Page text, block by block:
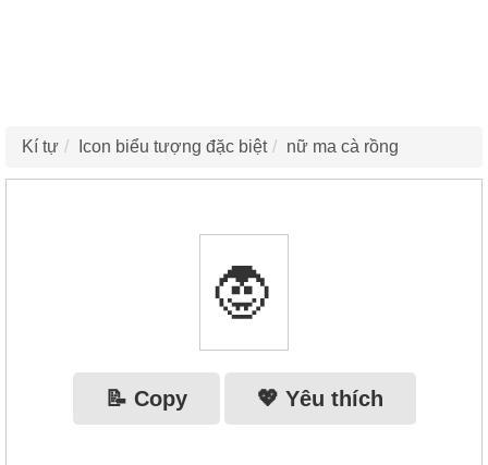
Kí tự Icon biểu tượng đặc biệt nữ ma cà rồng
🧛‍
📝 Copy 💖 Yêu thích